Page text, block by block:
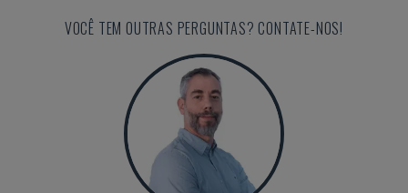
VOCÊ TEM OUTRAS PERGUNTAS? CONTATE-NOS!